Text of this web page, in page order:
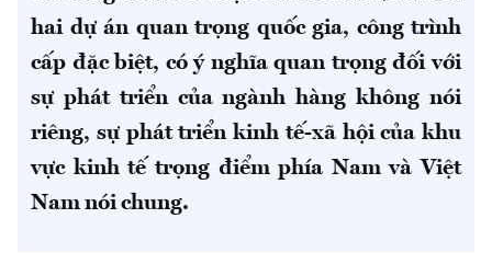
hai dự án quan trọng quốc gia, công trình
cấp đặc biệt, có ý nghĩa quan trọng đối với
sự phát triển của ngành hàng không nói
riêng, sự phát triển kinh tế-xã hội của khu
vực kinh tế trọng điểm phía Nam và Việt
Nam nói chung.